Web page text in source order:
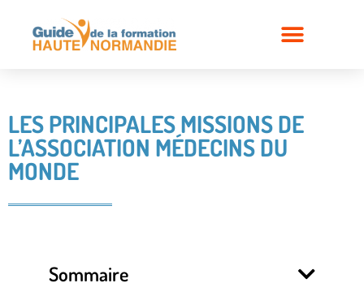
LES PRINCIPALES MISSIONS DE
L’ASSOCIATION MÉDECINS DU
MONDE
Sommaire